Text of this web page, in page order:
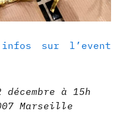
sur l’event
décembre à 15h
Marseille